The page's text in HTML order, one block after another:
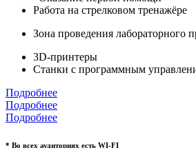
Работа на стрелковом тренажёре
Зона проведения лабораторного
3D-принтеры
Станки с программным
Подробнее
Подробнее
Подробнее
* Во всех аудиториях есть WI-FI